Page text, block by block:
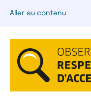
Aller au contenu